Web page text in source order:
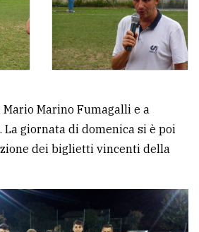
Marino Fumagalli e a
giornata di domenica si è poi
dei biglietti vincenti della